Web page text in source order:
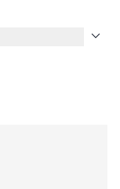
expand_more